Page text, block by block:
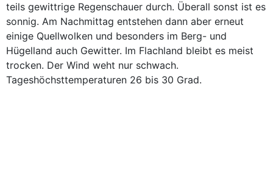
teils gewittrige Regenschauer durch. Überall sonst ist es
sonnig. Am Nachmittag entstehen dann aber erneut
einige Quellwolken und besonders im Berg- und
Hügelland auch Gewitter. Im Flachland bleibt es meist
trocken. Der Wind weht nur schwach.
Tageshöchsttemperaturen 26 bis 30 Grad.